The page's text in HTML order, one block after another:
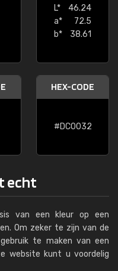
L*
46.24
a*
72.5
b*
38.61
HEX-CODE
#DC0032
echt
van een kleur op een
Om zeker te zijn van de
te maken van een
website kunt u voordelig